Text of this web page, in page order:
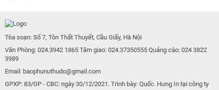
Tòa soạn: Số 7, Tôn Thất Thuyết, Cầu Giấy, Hà Nội
Văn Phòng: 024.3942 1865 Tâm giao: 024.37350555 Quảng cáo: 024 3822
3989
Email: baophunuthudo@gmail.com
GPXP: 83/GP - CBC: ngày 30/12/2021. Trình bày: Quốc. Hưng In tại công ty